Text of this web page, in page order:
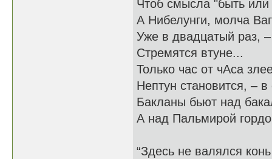
Чтоб смысла "быть
А Нибелунги, молча
Уже в двадцатый раз,
Стремятся втуне...
Только час от чАса
Нептун становится, –
Бакланы бьют над
А над Пальмирой
“Здесь не валялся